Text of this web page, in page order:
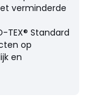
cm
cm en 70x140
cm
verminderde
TEX® Standard
op
en